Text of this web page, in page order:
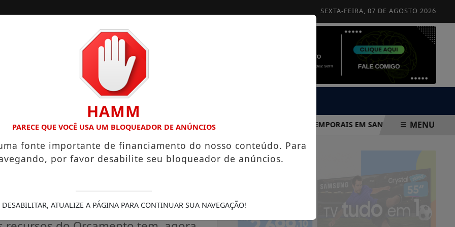
SEXTA-FEIRA, 07 DE AGOSTO 2026
PUBLICIDADES LEGAIS
NO ORÇAMENTO DE SANTA ISABEL DEFESA CIVIL INDICA RISCO DE TEMPORAIS EM SANTA ISABEL ENTRE QUINTA
MENU
para dar trator,
nas eleições
HAMM
PARECE QUE VOCÊ USA UM BLOQUEADOR DE ANÚNCIOS
fonte importante de financiamento do nosso conteúdo. Para
por favor desabilite seu bloqueador de anúncios.
DESABILITAR, ATUALIZE A PÁGINA PARA CONTINUAR SUA NAVEGAÇÃO!